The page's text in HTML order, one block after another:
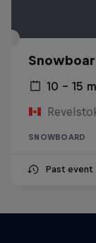
10 – 15
SNOWBOARD
Past event